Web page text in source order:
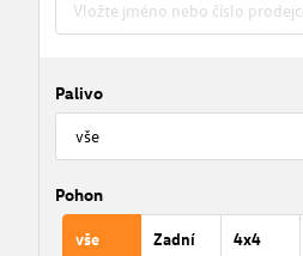
Palivo
Pohon
vše Zadní 4x4